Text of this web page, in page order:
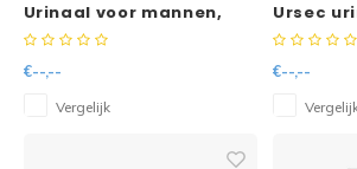
Urinaal voor mannen,
met handvat
€--,--
Vergelijk
Ursec
€--,--